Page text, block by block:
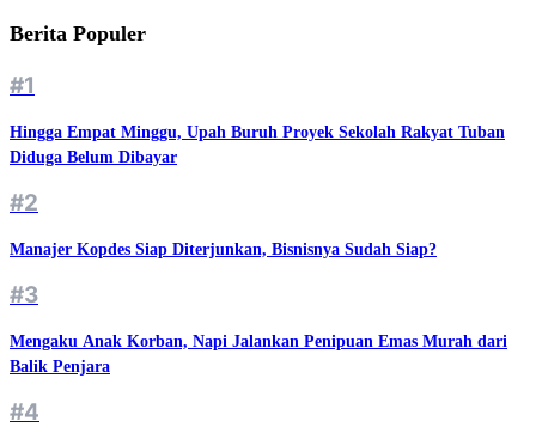
Berita Populer
#1
Hingga Empat Minggu, Upah Buruh Proyek Sekolah Rakyat Tuban
Diduga Belum Dibayar
#2
Manajer Kopdes Siap Diterjunkan, Bisnisnya Sudah Siap?
#3
Mengaku Anak Korban, Napi Jalankan Penipuan Emas Murah dari
Balik Penjara
#4